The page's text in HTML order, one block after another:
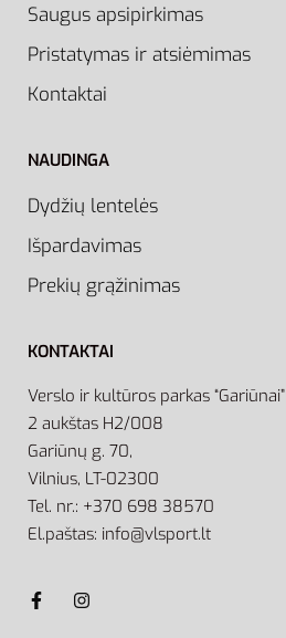
Saugus apsipirkimas
Pristatymas ir atsiėmimas
Kontaktai
NAUDINGA
Dydžių lentelės
Išpardavimas
Prekių grąžinimas
KONTAKTAI
Verslo ir kultūros parkas “Gariūnai”
2 aukštas H2/008
Gariūnų g. 70,
Vilnius, LT-02300
Tel. nr.: +370 698 38570
El.paštas: info@vlsport.lt